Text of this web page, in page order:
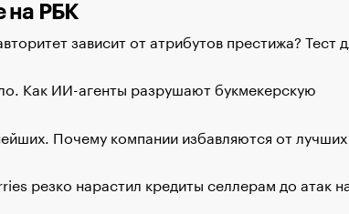
на РБК
зависит от атрибутов престижа? Тест
Как ИИ-агенты разрушают букмекерскую
Почему компании избавляются от лучших
резко нарастил кредиты селлерам до атак